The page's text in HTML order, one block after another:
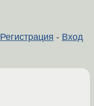
Регистрация - Вход